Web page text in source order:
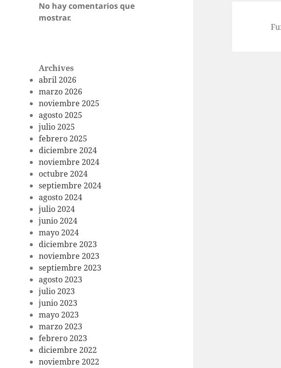
No hay comentarios que
mostrar.
Archives
abril 2026
marzo 2026
noviembre 2025
agosto 2025
julio 2025
febrero 2025
diciembre 2024
noviembre 2024
octubre 2024
septiembre 2024
agosto 2024
julio 2024
junio 2024
mayo 2024
diciembre 2023
noviembre 2023
septiembre 2023
agosto 2023
julio 2023
junio 2023
mayo 2023
marzo 2023
febrero 2023
diciembre 2022
noviembre 2022